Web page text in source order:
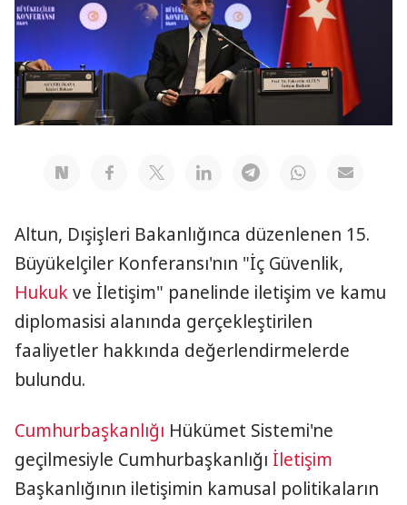
Altun, Dışişleri Bakanlığınca düzenlenen 15.
Büyükelçiler Konferansı'nın "İç Güvenlik,
Hukukve İletişim" panelinde iletişim ve kamu
diplomasisi alanında gerçekleştirilen
faaliyetler hakkında değerlendirmelerde
bulundu.
Cumhurbaşkanlığı Hükümet Sistemi'ne
geçilmesiyle Cumhurbaşkanlığı İletişim
Başkanlığının iletişimin kamusal politikaların